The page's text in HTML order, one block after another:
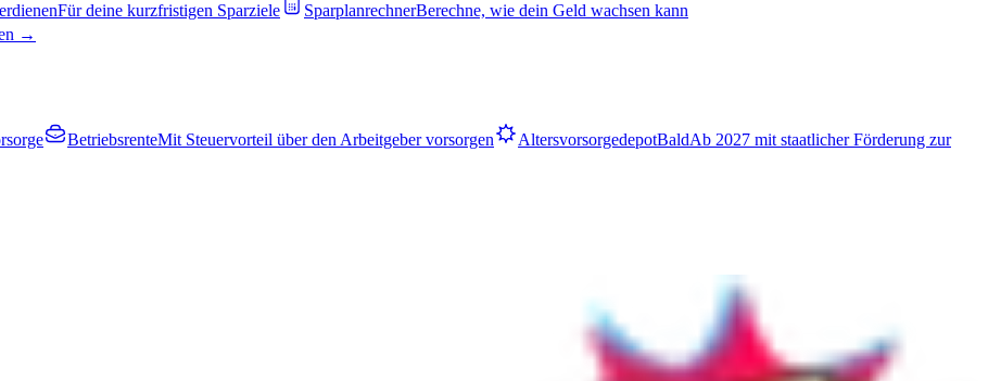
Für deine kurzfristigen Sparziele SparplanrechnerBerechne, wie dein Geld wachsen kann
→
BetriebsrenteMit Steuervorteil über den Arbeitgeber vorsorgen AltersvorsorgedepotBaldAb 2027 mit staatlicher Förderung zur